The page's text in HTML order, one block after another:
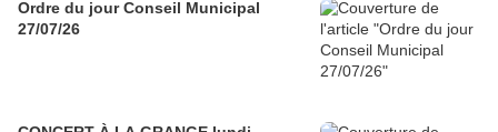
Ordre du jour Conseil Municipal
27/07/26